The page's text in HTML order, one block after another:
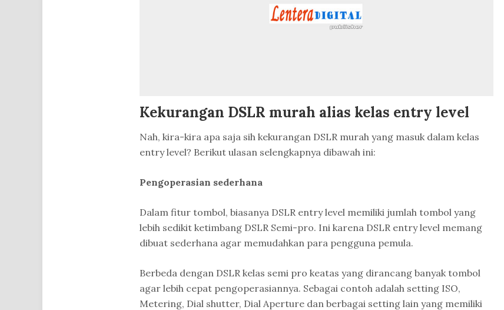
Kekurangan DSLR murah alias kelas entry level
Nah, kira-kira apa saja sih kekurangan DSLR murah yang masuk dalam kelas
entry level? Berikut ulasan selengkapnya dibawah ini:
Pengoperasian sederhana
Dalam fitur tombol, biasanya DSLR entry level memiliki jumlah tombol yang
lebih sedikit ketimbang DSLR Semi-pro. Ini karena DSLR entry level memang
dibuat sederhana agar memudahkan para pengguna pemula.
Berbeda dengan DSLR kelas semi pro keatas yang dirancang banyak tombol
agar lebih cepat pengoperasiannya. Sebagai contoh adalah setting ISO,
Metering, Dial shutter, Dial Aperture dan berbagai setting lain yang memiliki